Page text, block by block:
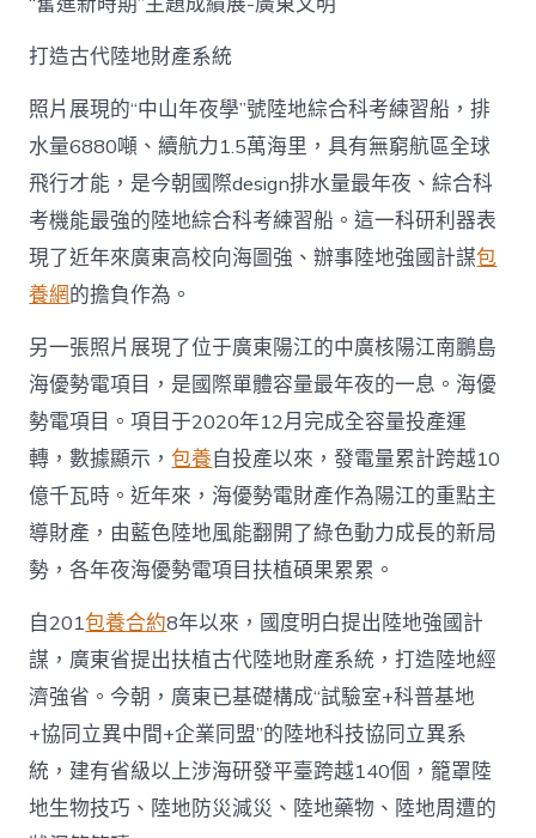
打造古代陸地財產系統
照片展現的“中山年夜學”號陸地綜合科考練習船，排
水量6880噸、續航力1.5萬海里，具有無窮航區全球
飛行才能，是今朝國際design排水量最年夜、綜合科
考機能最強的陸地綜合科考練習船。這一科研利器表
現了近年來廣東高校向海圖強、辦事陸地強國計謀包
養網的擔負作為。
另一張照片展現了位于廣東陽江的中廣核陽江南鵬島
海優勢電項目，是國際單體容量最年夜的一息。海優
勢電項目。項目于2020年12月完成全容量投產運
轉，數據顯示，包養自投產以來，發電量累計跨越10
億千瓦時。近年來，海優勢電財產作為陽江的重點主
導財產，由藍色陸地風能翻開了綠色動力成長的新局
勢，各年夜海優勢電項目扶植碩果累累。
自201包養合約8年以來，國度明白提出陸地強國計
謀，廣東省提出扶植古代陸地財產系統，打造陸地經
濟強省。今朝，廣東已基礎構成“試驗室+科普基地
+協同立異中間+企業同盟”的陸地科技協同立異系
統，建有省級以上涉海研發平臺跨越140個，籠罩陸
地生物技巧、陸地防災減災、陸地藥物、陸地周遭的